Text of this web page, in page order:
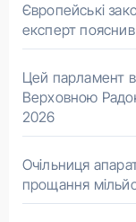
Європейські
експерт
Цей парламент
Верховною
2026
Очільниця
прощання